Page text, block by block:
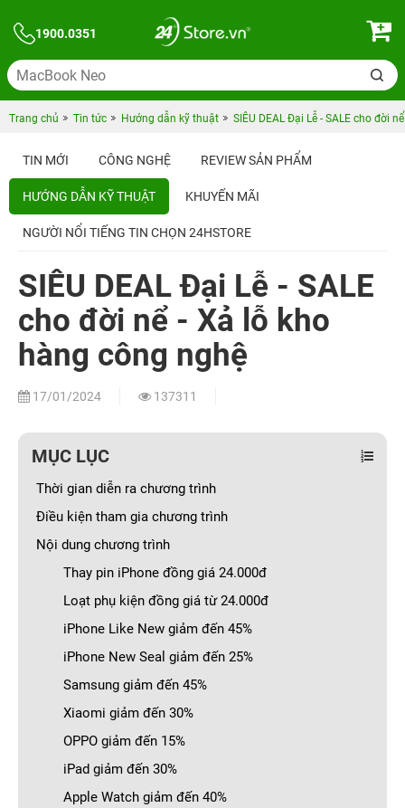
1900.0351
Trang chủ Tin tức Hướng dẫn kỹ thuật SIÊU DEAL Đại Lễ - SALE cho đời
TIN MỚI CÔNG NGHỆ REVIEW SẢN PHẨM
HƯỚNG DẪN KỸ THUẬT KHUYẾN MÃI
NGƯỜI NỔI TIẾNG TIN CHỌN 24HSTORE
SIÊU DEAL Đại Lễ - SALE
cho đời nể - Xả lỗ kho
hàng công nghệ
17/01/2024 137311
MỤC LỤC
Thời gian diễn ra chương trình
Điều kiện tham gia chương trình
Nội dung chương trình
Thay pin iPhone đồng giá 24.000đ
Loạt phụ kiện đồng giá từ 24.000đ
iPhone Like New giảm đến 45%
iPhone New Seal giảm đến 25%
Samsung giảm đến 45%
Xiaomi giảm đến 30%
OPPO giảm đến 15%
iPad giảm đến 30%
Apple Watch giảm đến 40%